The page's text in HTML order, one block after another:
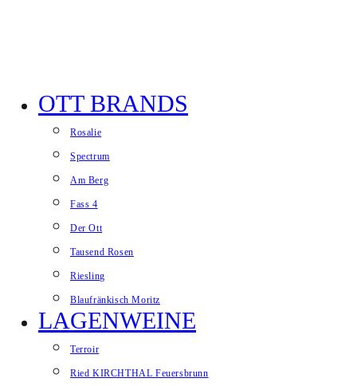
Website-Menü anzeigen
OTT BRANDS
Rosalie
Spectrum
Am Berg
Fass 4
Der Ott
Tausend Rosen
Riesling
Blaufränkisch Moritz
LAGENWEINE
Terroir
Ried KIRCHTHAL Feuersbrunn